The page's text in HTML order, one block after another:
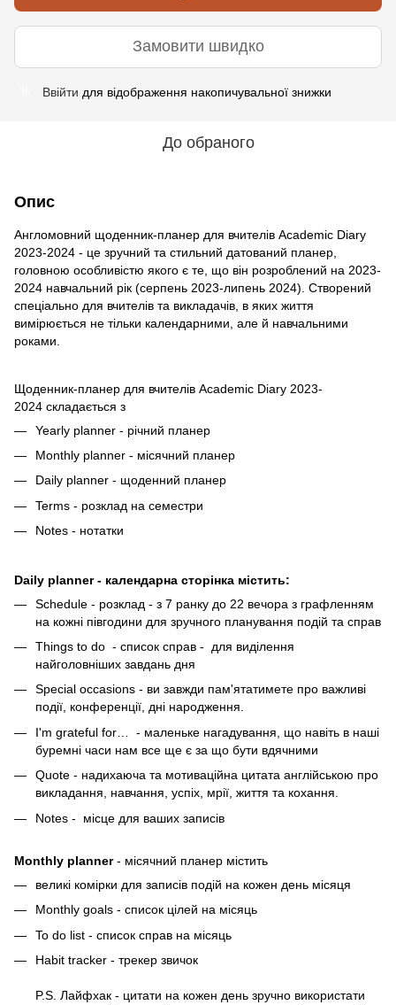
Замовити швидко
Ввійти для відображення накопичувальної знижки
До обраного
Опис
Англомовний щоденник-планер для вчителів Academic Diary
2023-2024 - це зручний та стильний датований планер,
головною особливістю якого є те, що він розроблений на 2023-
2024 навчальний рік (серпень 2023-липень 2024). Створений
спеціально для вчителів та викладачів, в яких життя
вимірюється не тільки календарними, але й навчальними
роками.
Щоденник-планер для вчителів Academic Diary 2023-
2024 складається з
Yearly planner - річний планер
Monthly planner - місячний планер
Daily planner - щоденний планер
Terms - розклад на семестри
Notes - нотатки
Daily planner - календарна сторінка містить:
Schedule - розклад - з 7 ранку до 22 вечора з графленням
на кожні півгодини для зручного планування подій та справ
Things to do - список справ - для виділення
найголовніших завдань дня
Special occasions - ви завжди пам'ятатимете про важливі
події, конференції, дні народження.
I'm grateful for… - маленьке нагадування, що навіть в наші
буремні часи нам все ще є за що бути вдячними
Quote - надихаюча та мотиваційна цитата англійською про
викладання, навчання, успіх, мрії, життя та кохання.
Notes - місце для ваших записів
Monthly planner- місячний планер містить
великі комірки для записів подій на кожен день місяця
Monthly goals - список цілей на місяць
To do list - список справ на місяць
Habit tracker - трекер звичок
P.S. Лайфхак - цитати на кожен день зручно використати